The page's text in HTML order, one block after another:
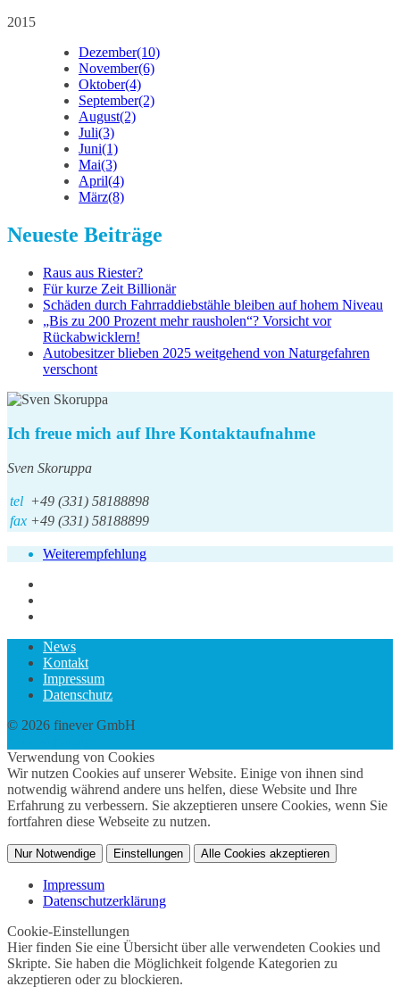
2015
Dezember(10)
November(6)
Oktober(4)
September(2)
August(2)
Juli(3)
Juni(1)
Mai(3)
April(4)
März(8)
Neueste Beiträge
Raus aus Riester?
Für kurze Zeit Billionär
Schäden durch Fahrraddiebstähle bleiben auf hohem Niveau
„Bis zu 200 Prozent mehr rausholen“? Vorsicht vor
Rückabwicklern!
Autobesitzer blieben 2025 weitgehend von Naturgefahren
verschont
Ich freue mich auf Ihre Kontaktaufnahme
Sven Skoruppa
tel +49 (331) 58188898
fax +49 (331) 58188899
Weiterempfehlung
News
Kontakt
Impressum
Datenschutz
© 2026 finever GmbH
Verwendung von Cookies
Wir nutzen Cookies auf unserer Website. Einige von ihnen sind
notwendig während andere uns helfen, diese Website und Ihre
Erfahrung zu verbessern. Sie akzeptieren unsere Cookies, wenn Sie
fortfahren diese Webseite zu nutzen.
Nur Notwendige Einstellungen Alle Cookies akzeptieren
Impressum
Datenschutzerklärung
Cookie-Einstellungen
Hier finden Sie eine Übersicht über alle verwendeten Cookies und
Skripte. Sie haben die Möglichkeit folgende Kategorien zu
akzeptieren oder zu blockieren.